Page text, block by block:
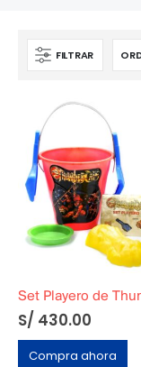
FILTRAR
Set Playero de
S/ 430.00
Compra ahora